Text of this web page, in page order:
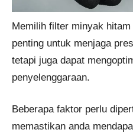
Memilih filter minyak
penting untuk menjaga
tetapi juga dapat
penyelenggaraan.
Beberapa faktor perlu
memastikan anda